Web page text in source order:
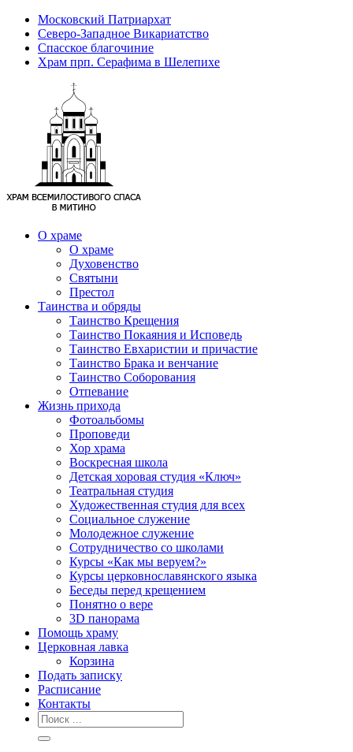
Московский Патриархат
Северо-Западное Викариатство
Спасское благочиние
Храм прп. Серафима в Шелепихе
О храме
О храме
Духовенство
Святыни
Престол
Таинства и обряды
Таинство Крещения
Таинство Покаяния и Исповедь
Таинство Евхаристии и причастие
Таинство Брака и венчание
Таинство Соборования
Отпевание
Жизнь прихода
Фотоальбомы
Проповеди
Хор храма
Воскресная школа
Детская хоровая студия «Ключ»
Театральная студия
Х​удожественная студия для всех
Социальное служение
Молодежное служение
Сотрудничество со школами
Курсы «Как мы веруем?»
Курсы церковнославянского языка
Беседы перед крещением
Понятно о вере
3D панорама
Помощь храму
Церковная лавка
Корзина
Подать записку
Расписание
Контакты